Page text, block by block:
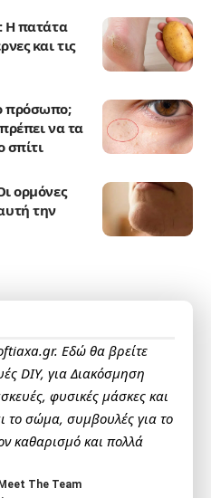
Η πατάτα
και τις
πρόσωπο;
πρέπει να τα
σπίτι
ορμόνες
την
Εδώ θα βρείτε
DIY, για Διακόσμηση
φυσικές μάσκες και
το σώμα, συμβουλές για το
καθαρισμό και πολλά
The Team